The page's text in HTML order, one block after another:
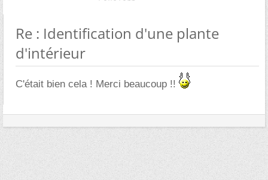
Re : Identification d'une plante
d'intérieur
C'était bien cela ! Merci beaucoup !!